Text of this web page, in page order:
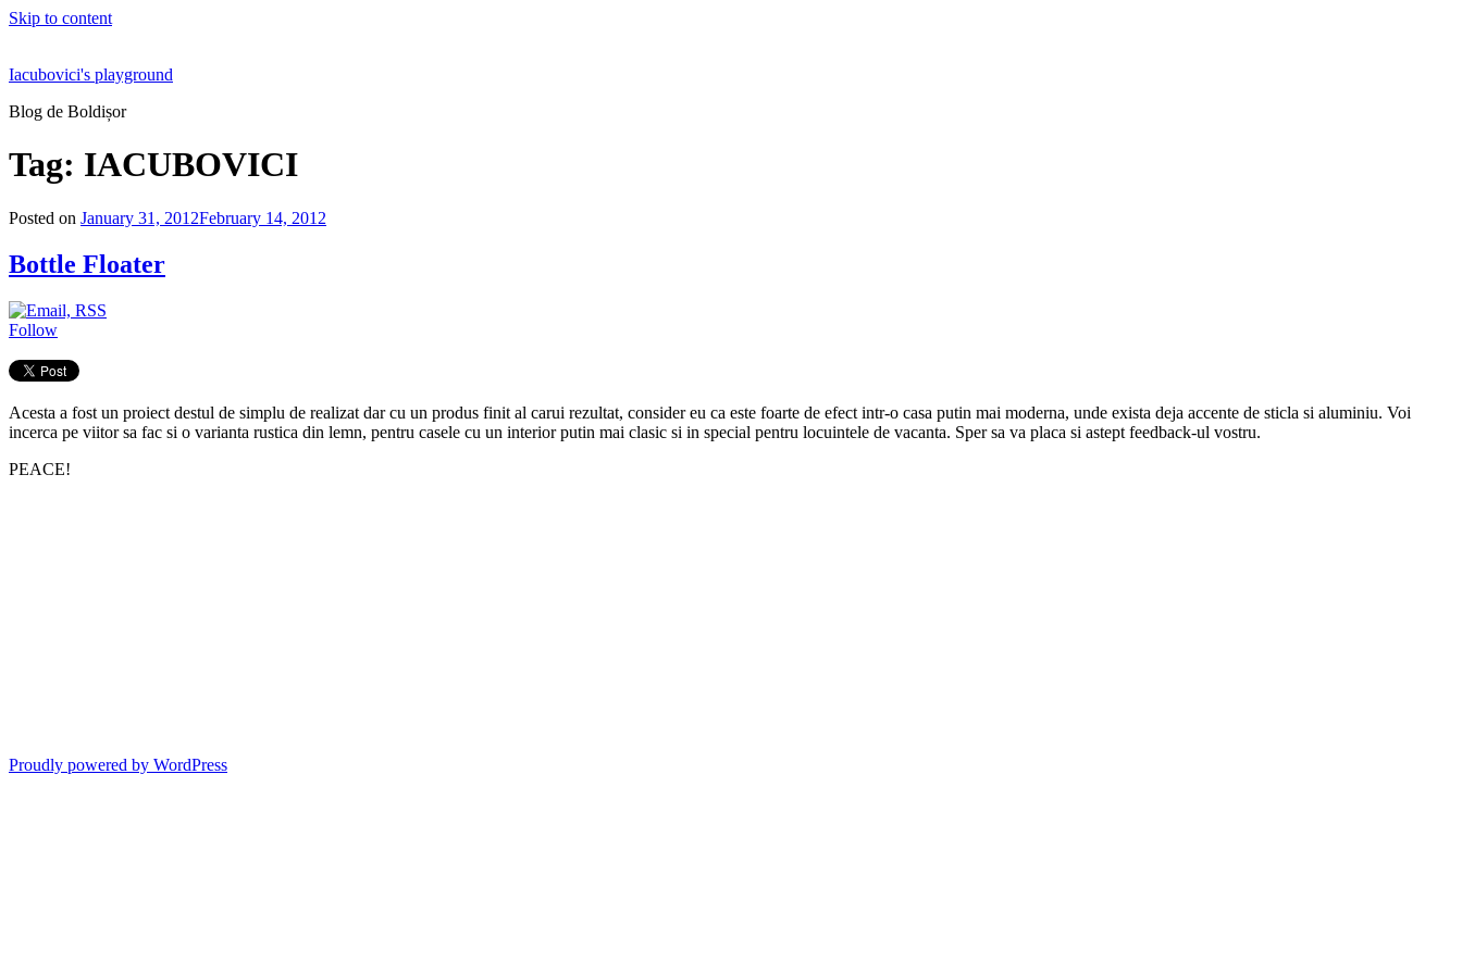
Skip to content
Iacubovici's playground
Blog de Boldișor
Tag: IACUBOVICI
Posted on January 31, 2012February 14, 2012
Bottle Floater
Follow
Acesta a fost un proiect destul de simplu de realizat dar cu un produs finit al carui rezultat, consider eu ca este foarte de efect intr-o casa putin mai moderna, unde exista deja accente de sticla si aluminiu. Voi
incerca pe viitor sa fac si o varianta rustica din lemn, pentru casele cu un interior putin mai clasic si in special pentru locuintele de vacanta. Sper sa va placa si astept feedback-ul vostru.
PEACE!
Proudly powered by WordPress